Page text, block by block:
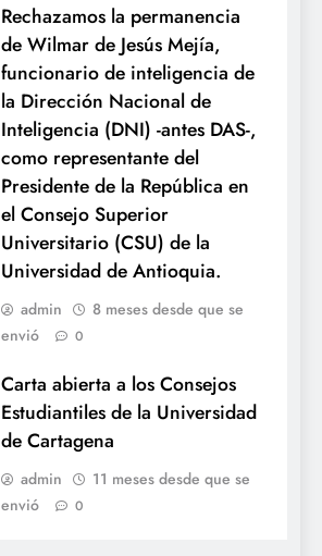
Rechazamos la permanencia
de Wilmar de Jesús Mejía,
funcionario de inteligencia de
la Dirección Nacional de
Inteligencia (DNI) -antes DAS-,
como representante del
Presidente de la República en
el Consejo Superior
Universitario (CSU) de la
Universidad de Antioquia.
admin
8 meses desde que se
envió
0
Carta abierta a los Consejos
Estudiantiles de la Universidad
de Cartagena
admin
11 meses desde que se
envió
0